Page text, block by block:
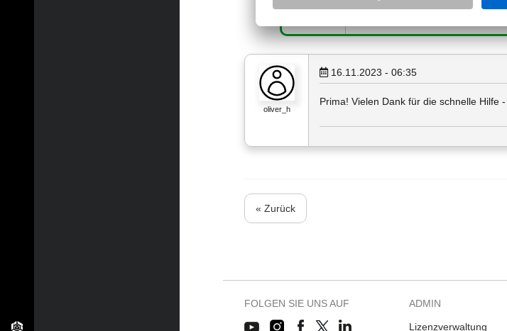
oliver_h
16.11.2023 - 06:35
Prima! Vielen Dank für die schnelle Hilfe
« Zurück
FOLGEN SIE UNS AUF ADMIN
Lizenzverwaltung